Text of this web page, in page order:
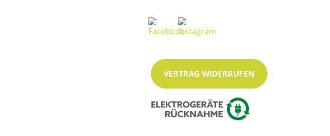
VERTRAG WIDERRUFEN